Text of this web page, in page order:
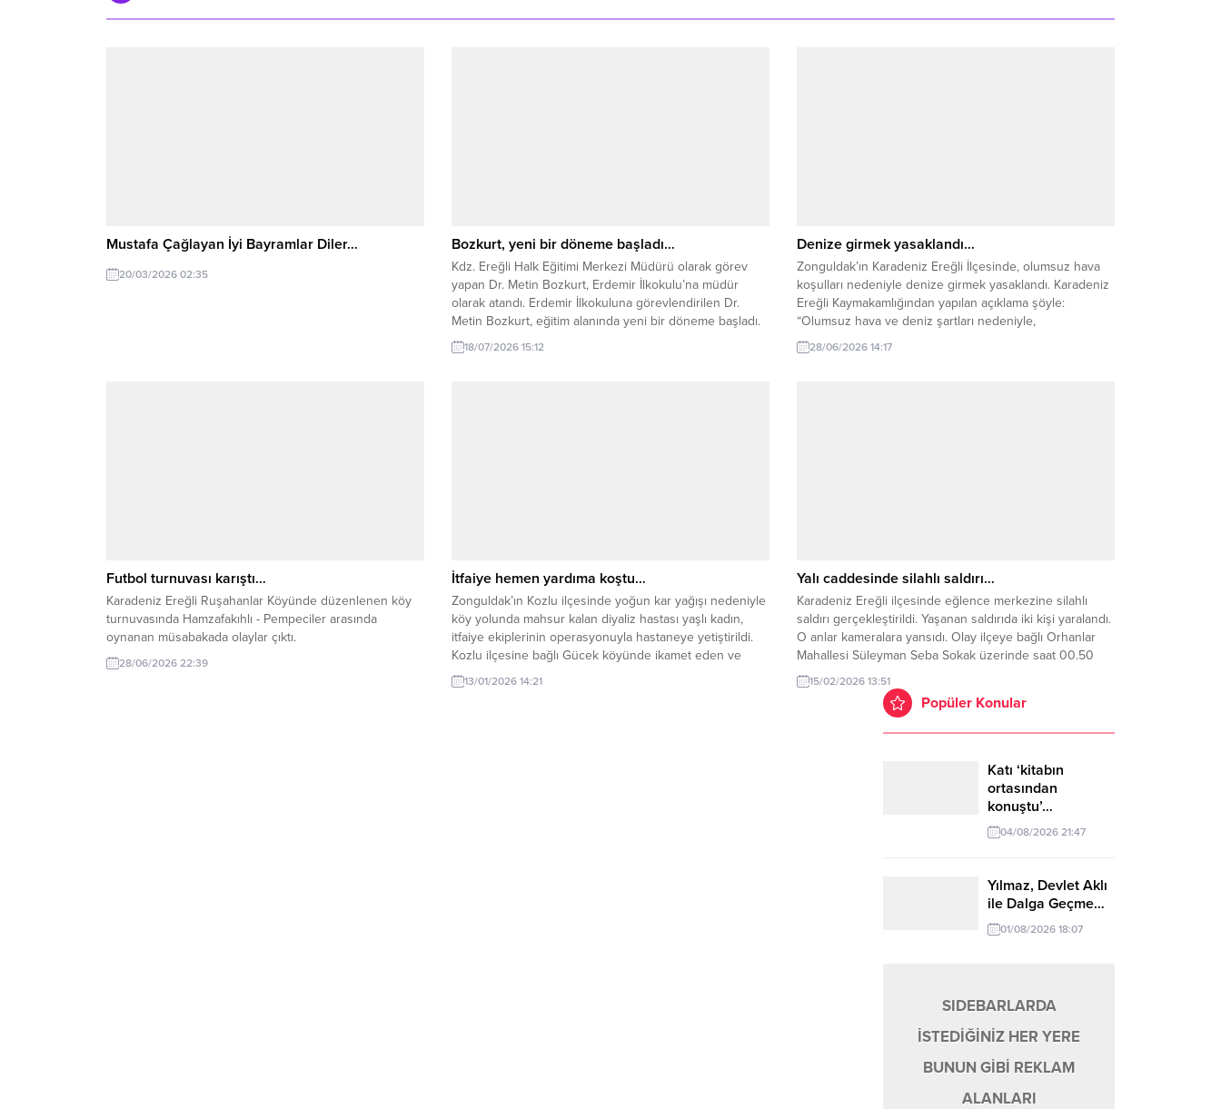
Mustafa Çağlayan İyi Bayramlar Diler…
20/03/2026 02:35
Bozkurt, yeni bir döneme başladı…
Kdz. Ereğli Halk Eğitimi Merkezi Müdürü olarak görev
yapan Dr. Metin Bozkurt, Erdemir İlkokulu’na müdür
olarak atandı. Erdemir İlkokuluna görevlendirilen Dr.
Metin Bozkurt, eğitim alanında yeni bir döneme başladı.
Halk Eğitim Merkezinde yaptığı çalışmalarla adından bir
hayli söz ettirerek herkes tarafından takdir edilen başarılı
18/07/2026 15:12
Denize girmek yasaklandı…
Zonguldak’ın Karadeniz Ereğli İlçesinde, olumsuz hava
koşulları nedeniyle denize girmek yasaklandı. Karadeniz
Ereğli Kaymakamlığından yapılan açıklama şöyle:
“Olumsuz hava ve deniz şartları nedeniyle,
vatandaşlarımızın can ve mal güvenliğinin sağlanması
amacıyla 28 Haziran 2026 Pazar günü ilçemiz genelinde
28/06/2026 14:17
Futbol turnuvası karıştı…
Karadeniz Ereğli Ruşahanlar Köyünde düzenlenen köy
turnuvasında Hamzafakıhlı - Pempeciler arasında
oynanan müsabakada olaylar çıktı.
28/06/2026 22:39
İtfaiye hemen yardıma koştu…
Zonguldak’ın Kozlu ilçesinde yoğun kar yağışı nedeniyle
köy yolunda mahsur kalan diyaliz hastası yaşlı kadın,
itfaiye ekiplerinin operasyonuyla hastaneye yetiştirildi.
Kozlu ilçesine bağlı Gücek köyünde ikamet eden ve
diyaliz tedavisi görmesi gereken kadın hasta, kar
kalınlığının 30 santimetreyi bulması nedeniyle evinden
13/01/2026 14:21
Yalı caddesinde silahlı saldırı…
Karadeniz Ereğli ilçesinde eğlence merkezine silahlı
saldırı gerçekleştirildi. Yaşanan saldırıda iki kişi yaralandı.
O anlar kameralara yansıdı. Olay ilçeye bağlı Orhanlar
Mahallesi Süleyman Seba Sokak üzerinde saat 00.50
sularında meydana geldi. İddiaya göre 14 Şubat Sevgililer
günü dolayısıyla eğlence merkezinde düzenlenen
mekana gelen A.G., belinden çıkardığı silahını defalarca
15/02/2026 13:51
Popüler Konular
Katı ‘kitabın
ortasından
konuştu’…
04/08/2026 21:47
Yılmaz, Devlet Aklı
ile Dalga Geçme…
01/08/2026 18:07
SIDEBARLARDA
İSTEDİĞİNİZ HER YERE
BUNUN GİBİ REKLAM
ALANLARI